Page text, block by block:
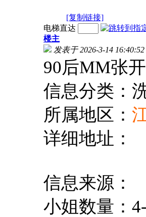
[复制链接]
电梯直达
楼主
发表于 2026-3-14 16:40:52
90后MM张
信息分类：
所属地区：
详细地址
信息来源
小姐数量：